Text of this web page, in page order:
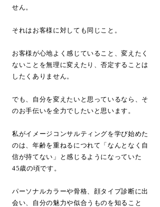
せん。
それはお客様に対しても同じこと。
お客様が心地よく感じていること、変えたく
ないことを無理に変えたり、否定することは
したくありません。
でも、自分を変えたいと思っているなら、そ
のお手伝いを全力でしたいと思います。
私がイメージコンサルティングを学び始めた
のは、 年齢を重ねるにつれて「なんとなく自
信が持てない」と感じるようになっていた
45歳の頃です。
パーソナルカラーや骨格、顔タイプ診断に出
会い、自分の魅力や似合うものを知ること